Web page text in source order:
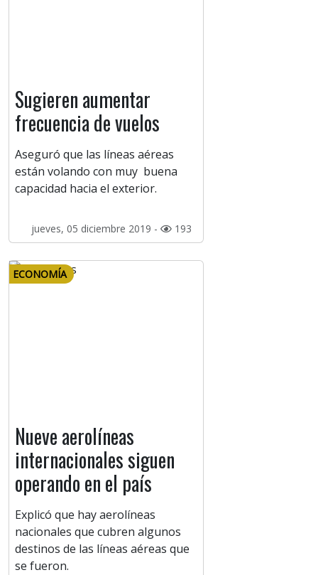
Sugieren aumentar
frecuencia de vuelos
Aseguró que las líneas aéreas
están volando con muy buena
capacidad hacia el exterior.
jueves, 05 diciembre 2019 - 193
ECONOMÍA
Nueve aerolíneas
internacionales siguen
operando en el país
Explicó que hay aerolíneas
nacionales que cubren algunos
destinos de las líneas aéreas que
se fueron.